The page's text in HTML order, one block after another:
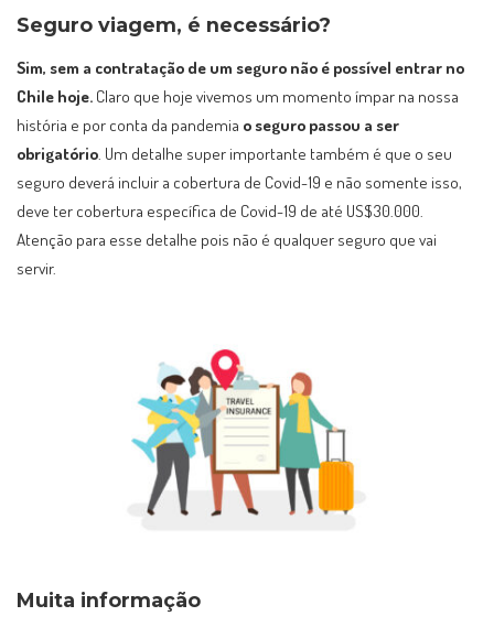
Seguro viagem, é necessário?
Sim, sem a contratação de um seguro não é possível entrar no
Chile hoje. Claro que hoje vivemos um momento ímpar na nossa
história e por conta da pandemia o seguro passou a ser
obrigatório . Um detalhe super importante também é que o seu
seguro deverá incluir a cobertura de Covid-19 e não somente isso,
deve ter cobertura específica de Covid-19 de até US$30.000.
Atenção para esse detalhe pois não é qualquer seguro que vai
servir.
Muita informação